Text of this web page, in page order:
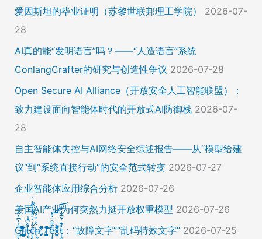
爱因斯坦的毕业证明（苏黎世联邦理工学院）
2026-07-
28
AI真的能“发明语言”吗？——“人造语言”系统
ConlangCrafter的研究与创造性争议 2026-07-28
Open Secure AI Alliance（开放安全人工智能联盟）：
致力建设面向智能体时代的开放式AI防御栈 2026-07-
28
自主智能体失控与AI网络安全综述报告——从“模型给建
议”到“系统直接行动”的安全范式转变 2026-07-27
企业智能体应用综合分析 2026-07-26
美国AI产业为何突然力挺开放权重模型 2026-07-26
Ḡ̵̨̠͎̘͕̍̔͆̔͋͑͠ļ̸͍͈͉̞̊̑̃̉̔̍̾̈̚į̵̡̙̯͇̲̱̯̱̒͂͋̄t̴̡̢͕̰̟̙͌̀͆̐͑c̶̨̢̤̞̠̭̮̳̼̠̄͋͗̒̀̋͂͌̃͆͌͑͛ḩ̶̯͙̱̥̟̱̘͖̱̤͕̤̈́͑́̄̉́ͅ ̸̡̡̛̜̣̝̓̀͛̇̂̚T̸̗̞̰̪̤̭͙̹͆̽̌̀̾͝͝ę̴̡̣̠͙̙̱̼̬̣̑͊̅̐̈́̊͠͝͠x̴̪̫͎̓͗͐̃̄̐̀͋͛͐t̴̢̧͍͍̭̠͍̳͚̫̼̭̠̎̋͑͋̅̌͑̌̏͆͘̚͝：“故障文字”“乱码特效文字” 2026-07-25